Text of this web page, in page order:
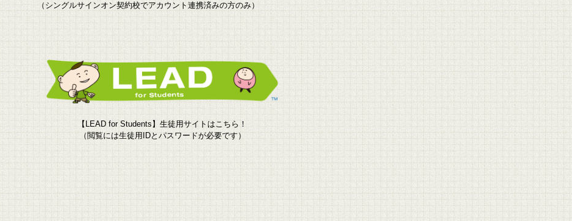
（シングルサインオン契約校でアカウント連携済みの方のみ）
【LEAD for Students】生徒用サイトはこちら！
（閲覧には生徒用IDとパスワードが必要です）